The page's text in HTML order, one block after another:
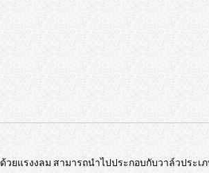
รงงลม สามารถนำไปประกอบกับวาล์วประเภ